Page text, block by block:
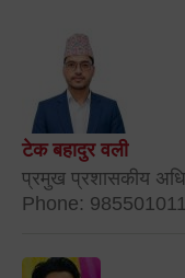
टेक बहादुर वली
प्रमुख प्रशासकीय
Phone: